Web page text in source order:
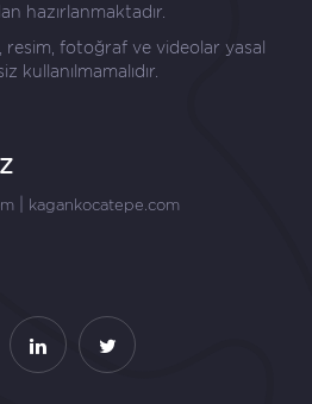
hazırlanmaktadır.
fotoğraf ve videolar yasal
kullanılmamalıdır.
kagankocatepe.com